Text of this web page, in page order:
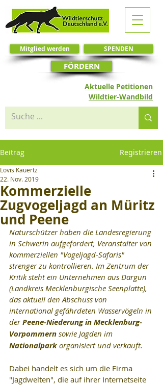
SPENDEN
Mitglied werden
Aktuelle Petitionen
FÖRDERN
Wildtier-Wandbild
Beitrag Registrieren
Kommerzielle
Zugvogeljagd an Müritz
und Peene
Lovis Kauertz
22. Nov. 2019
Naturschützer haben die Landesregierung
in Schwerin aufgefordert, Veranstalter von
kommerziellen "Vogeljagd-Safaris"
strenger zu kontrollieren. Im Zentrum der
Kritik steht ein Unternehmen aus Dargun
(Landkreis Mecklenburgische Seenplatte),
das aktuell den Abschuss von
international gefährdeten Wasservögeln in
der Peene-Niederung in Mecklenburg-
Vorpommern sowie Jagden im
Nationalpark organisiert und verkauft.
Dabei handelt es sich um die Firma
"Jagdwelten", die auf ihrer Internetseite